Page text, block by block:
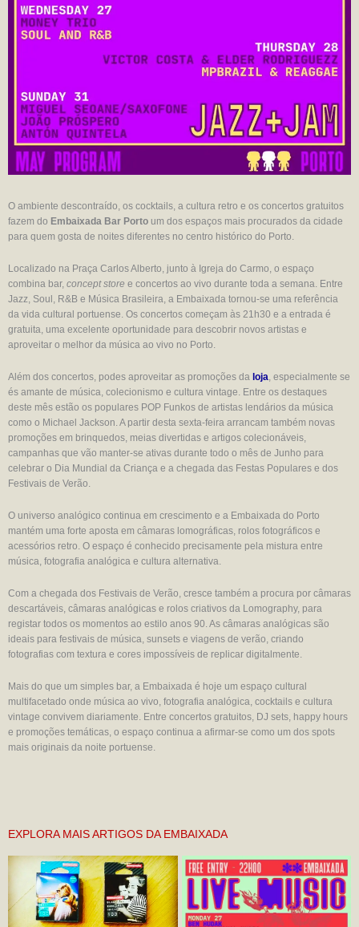
O ambiente descontraído, os cocktails, a cultura retro e os concertos gratuitos
fazem do Embaixada Bar Porto um dos espaços mais procurados da cidade
para quem gosta de noites diferentes no centro histórico do Porto.
Localizado na Praça Carlos Alberto, junto à Igreja do Carmo, o espaço
combina bar, concept store e concertos ao vivo durante toda a semana. Entre
Jazz, Soul, R&B e Música Brasileira, a Embaixada tornou-se uma referência
da vida cultural portuense. Os concertos começam às 21h30 e a entrada é
gratuita, uma excelente oportunidade para descobrir novos artistas e
aproveitar o melhor da música ao vivo no Porto.
Além dos concertos, podes aproveitar as promoções da loja, especialmente se
és amante de música, colecionismo e cultura vintage. Entre os destaques
deste mês estão os populares POP Funkos de artistas lendários da música
como o Michael Jackson. A partir desta sexta-feira arrancam também novas
promoções em brinquedos, meias divertidas e artigos colecionáveis,
campanhas que vão manter-se ativas durante todo o mês de Junho para
celebrar o Dia Mundial da Criança e a chegada das Festas Populares e dos
Festivais de Verão.
O universo analógico continua em crescimento e a Embaixada do Porto
mantém uma forte aposta em câmaras lomográficas, rolos fotográficos e
acessórios retro. O espaço é conhecido precisamente pela mistura entre
música, fotografia analógica e cultura alternativa.
Com a chegada dos Festivais de Verão, cresce também a procura por câmaras
descartáveis, câmaras analógicas e rolos criativos da Lomography, para
registar todos os momentos ao estilo anos 90. As câmaras analógicas são
ideais para festivais de música, sunsets e viagens de verão, criando
fotografias com textura e cores impossíveis de replicar digitalmente.
Mais do que um simples bar, a Embaixada é hoje um espaço cultural
multifacetado onde música ao vivo, fotografia analógica, cocktails e cultura
vintage convivem diariamente. Entre concertos gratuitos, DJ sets, happy hours
e promoções temáticas, o espaço continua a afirmar-se como um dos spots
mais originais da noite portuense.
EXPLORA MAIS ARTIGOS DA EMBAIXADA